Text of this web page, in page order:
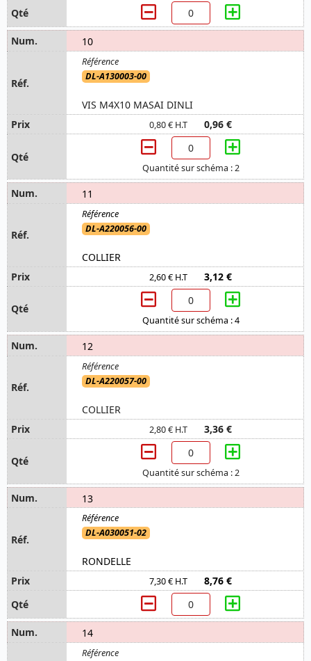
10
DL-A130003-00
VIS M4X10 MASAI DINLI
0,80 € H.T 0,96 €
Quantité sur schéma : 2
11
DL-A220056-00
COLLIER
2,60 € H.T 3,12 €
Quantité sur schéma : 4
12
DL-A220057-00
COLLIER
2,80 € H.T 3,36 €
Quantité sur schéma : 2
13
DL-A030051-02
RONDELLE
7,30 € H.T 8,76 €
14